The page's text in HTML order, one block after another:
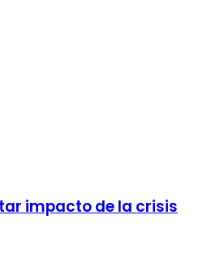
impacto de la crisis